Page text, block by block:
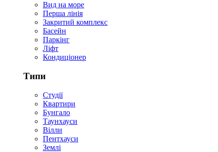
Вид на море
Перша лінія
Закритий комплекс
Басейн
Паркінг
Ліфт
Кондиціонер
Типи
Студії
Квартири
Бунгало
Таунхауси
Вілли
Пентхауси
Землі